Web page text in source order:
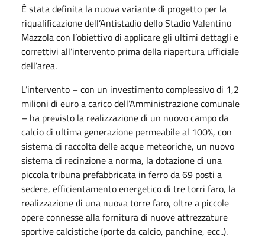
È stata definita la nuova variante di progetto per la
riqualificazione dell’Antistadio dello Stadio Valentino
Mazzola con l’obiettivo di applicare gli ultimi dettagli e
correttivi all’intervento prima della riapertura ufficiale
dell’area.
L’intervento – con un investimento complessivo di 1,2
milioni di euro a carico dell’Amministrazione comunale
– ha previsto la realizzazione di un nuovo campo da
calcio di ultima generazione permeabile al 100%, con
sistema di raccolta delle acque meteoriche, un nuovo
sistema di recinzione a norma, la dotazione di una
piccola tribuna prefabbricata in ferro da 69 posti a
sedere, efficientamento energetico di tre torri faro, la
realizzazione di una nuova torre faro, oltre a piccole
opere connesse alla fornitura di nuove attrezzature
sportive calcistiche (porte da calcio, panchine, ecc..).